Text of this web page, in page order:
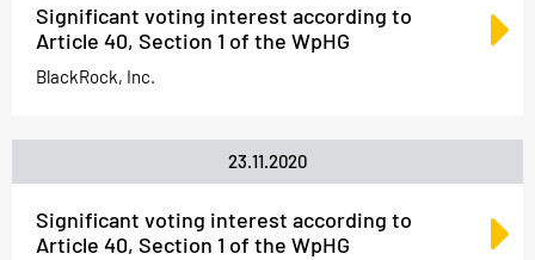
Significant voting interest according to
Article 40, Section 1 of the WpHG
BlackRock, Inc.
23.11.2020
Significant voting interest according to
Article 40, Section 1 of the WpHG